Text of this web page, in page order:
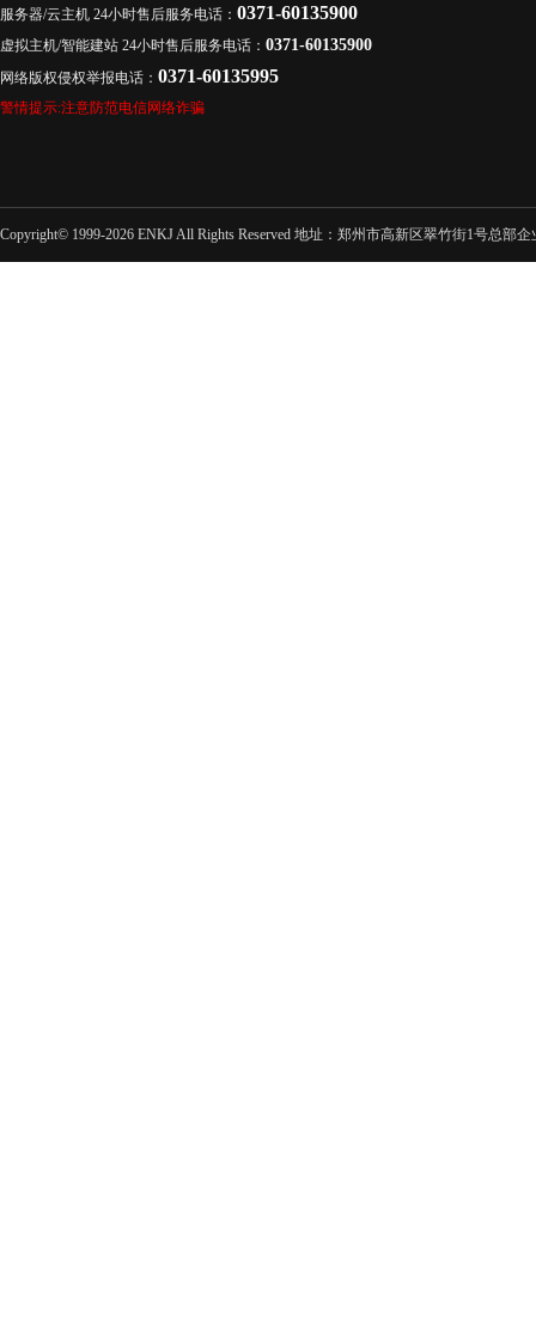
服务器/云主机 24小时售后服务电话： 0371-60135900
虚拟主机/智能建站 24小时售后服务电话： 0371-60135900
网络版权侵权举报电话： 0371-60135995
警情提示:注意防范电信网络诈骗
Copyright© 1999-2026 ENKJ All Rights Reserved 地址：郑州市高新区翠竹街1号